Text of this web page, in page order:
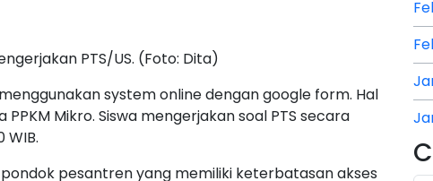
PTS/US. (Foto: Dita)
system online dengan google form. Hal
Mikro. Siswa mengerjakan soal PTS secara
WIB.
pesantren yang memiliki keterbatasan akses